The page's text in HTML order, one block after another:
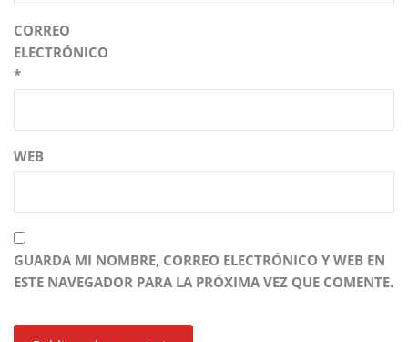
CORREO
ELECTRÓNICO
*
WEB
GUARDA MI NOMBRE, CORREO ELECTRÓNICO Y WEB EN
ESTE NAVEGADOR PARA LA PRÓXIMA VEZ QUE COMENTE.